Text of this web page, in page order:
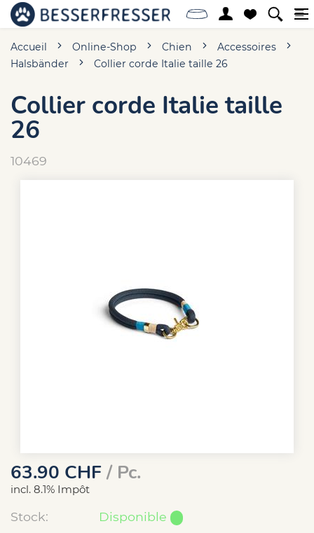
Accueil Online-Shop Chien
Accessoires
Halsbänder
Collier corde Italie taille 26
Collier corde Italie taille
26
10469
63.90 CHF/ Pc.
incl. 8.1% Impôt
Stock: Disponible